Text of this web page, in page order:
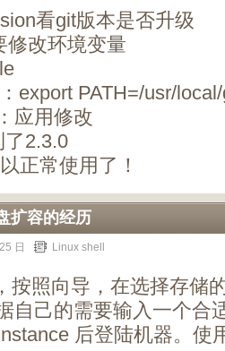
看git版本是否升级
修改环境变量
export PATH=/usr/
应用修改
了2.3.0
正常使用了！
扩容的经历
日 Linux shell
按照向导，在选择存储
自己的需要输入一个合
后登陆机器。使